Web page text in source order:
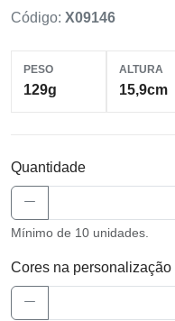
Código: X09146
PESO
129g
ALTURA
15,9cm
Quantidade
Mínimo de 10 unidades.
Cores na personalização